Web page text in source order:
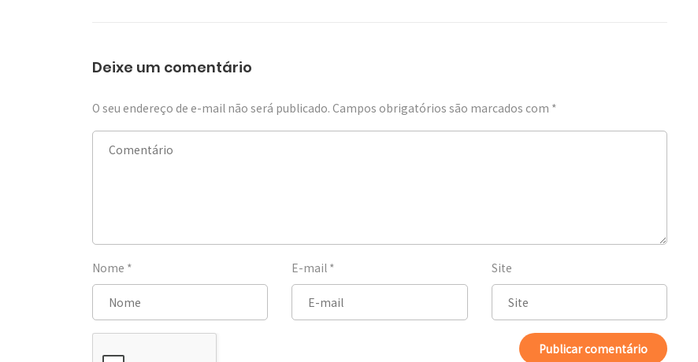
Deixe um comentário
O seu endereço de e-mail não será publicado. Campos obrigatórios são marcados com *
Nome * E-mail * Site